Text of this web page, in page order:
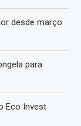
desde março
para
Eco Invest